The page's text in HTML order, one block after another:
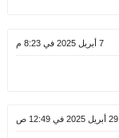
7 أبريل 2025 في 8:23 م
29 أبريل 2025 في 12:49 ص